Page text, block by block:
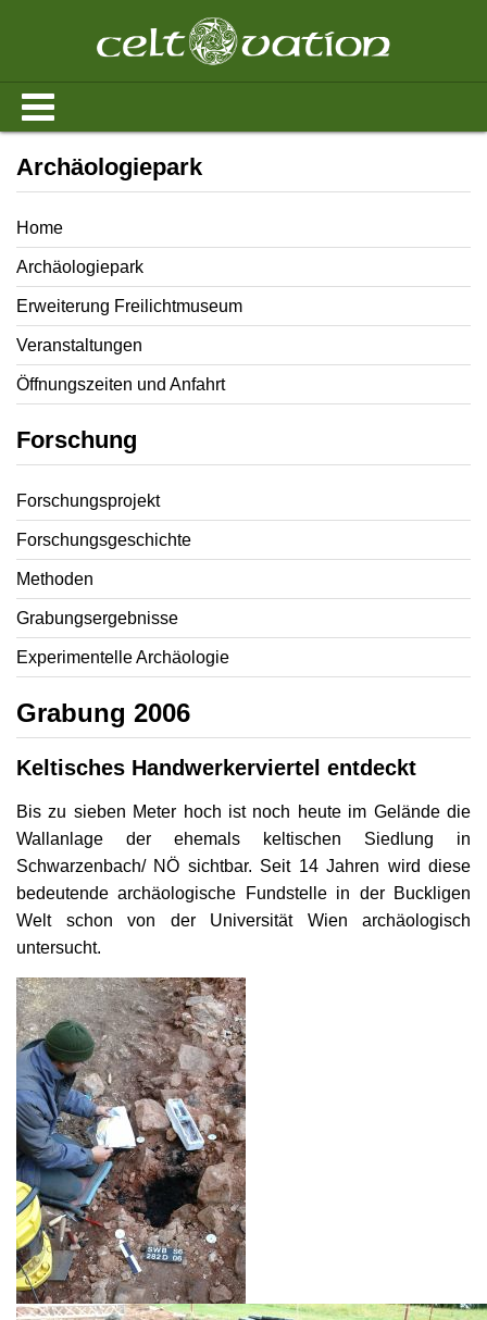
Archäologiepark
Home
Archäologiepark
Erweiterung Freilichtmuseum
Veranstaltungen
Öffnungszeiten und Anfahrt
Forschung
Forschungsprojekt
Forschungsgeschichte
Methoden
Grabungsergebnisse
Experimentelle Archäologie
Grabung 2006
Keltisches Handwerkerviertel entdeckt
Bis zu sieben Meter hoch ist noch heute im Gelände die
Wallanlage der ehemals keltischen Siedlung in
Schwarzenbach/ NÖ sichtbar. Seit 14 Jahren wird diese
bedeutende archäologische Fundstelle in der Buckligen
Welt schon von der Universität Wien archäologisch
untersucht.